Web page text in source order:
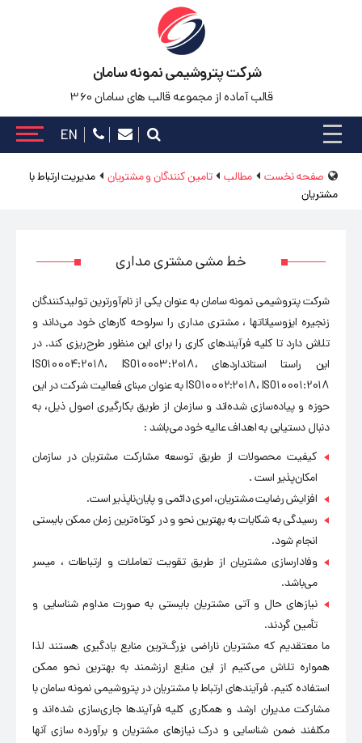
شرکت پتروشیمی نمونه سامان
قالب آماده از مجموعه قالب های سامان 360
EN
صفحه نخست مطالب تامین کنندگان و مشتریان
مدیریت ارتباط با
مشتریان
خط مشی مشتری مداری
شرکت پتروشیمی نمونه سامان به عنوان یکی از نام‌آورترین تولیدکنندگان
زنجیره ایزوسیانات­ها ، مشتری مداری را سرلوحه کارهای خود می‌داند و
تلاش دارد تا کلیه فرآیندهای کاری را برای این منظور طرح‌ریزی کند. در
این راستا استانداردهای ISO10004:2018، ISO10003:2018،
ISO10002:2018، ISO10001:2018 به عنوان مبنای فعالیت شرکت در این
حوزه و پیاده‌سازی شده‌اند و سازمان از طریق بکارگیری اصول ذیل، به
دنبال دستیابی به اهداف عالیه خود می‌باشد :
کیفیت محصولات از طریق توسعه مشارکت مشتریان در سازمان
امکان‌پذیر است .
افزایش رضایت مشتریان، امری دائمی و پایان‌ناپذیر است.
رسیدگی به شکایات به بهترین نحو و در کوتاه‌ترین زمان ممکن بایستی
انجام شود.
وفادارسازی مشتریان از طریق تقویت تعاملات و ارتباطات ، میسر
می‌باشد.
نیازهای حال و آتی مشتریان بایستی به صورت مداوم شناسایی و
تأمین گردند.
ما معتقدیم که مشتریان ناراضی بزرگ‌ترین منابع یادگیری هستند لذا
همواره تلاش می‌کنیم از این منابع ارزشمند به بهترین نحو ممکن
استفاده کنیم. فرآیندهای ارتباط با مشتریان در پتروشیمی نمونه سامان با
مشارکت مدیران ارشد و همکاری کلیه فرآیندها جاری‌سازی شده‌اند و
مکلفند ضمن شناسایی و درک نیازهای مشتریان و برآورده سازی آنها